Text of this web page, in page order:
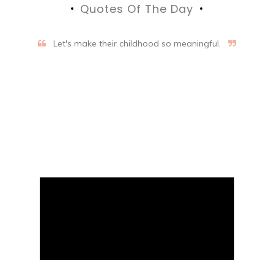
Quotes Of The Day
Let's make their childhood so meaningful.